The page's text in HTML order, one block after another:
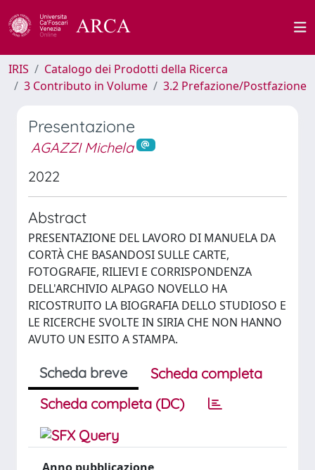
IRIS
Catalogo dei Prodotti della Ricerca
3 Contributo in Volume
3.2 Prefazione/Postfazione
Presentazione
AGAZZI Michela
2022
Abstract
PRESENTAZIONE DEL LAVORO DI MANUELA DA
CORTÀ CHE BASANDOSI SULLE CARTE,
FOTOGRAFIE, RILIEVI E CORRISPONDENZA
DELL'ARCHIVIO ALPAGO NOVELLO HA
RICOSTRUITO LA BIOGRAFIA DELLO STUDIOSO E
LE RICERCHE SVOLTE IN SIRIA CHE NON HANNO
AVUTO UN ESITO A STAMPA.
Scheda breve
Scheda completa
Scheda completa (DC)